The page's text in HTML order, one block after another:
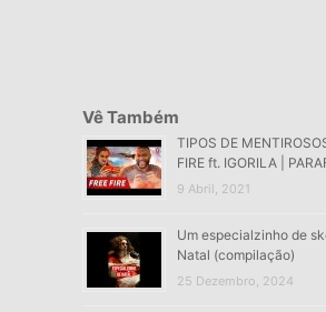
Vê Também
TIPOS DE
FIRE ft. IGORILA |
9 Abril, 2021
Um especialzinho de
Natal (compilação)
25 Dezembro, 2024